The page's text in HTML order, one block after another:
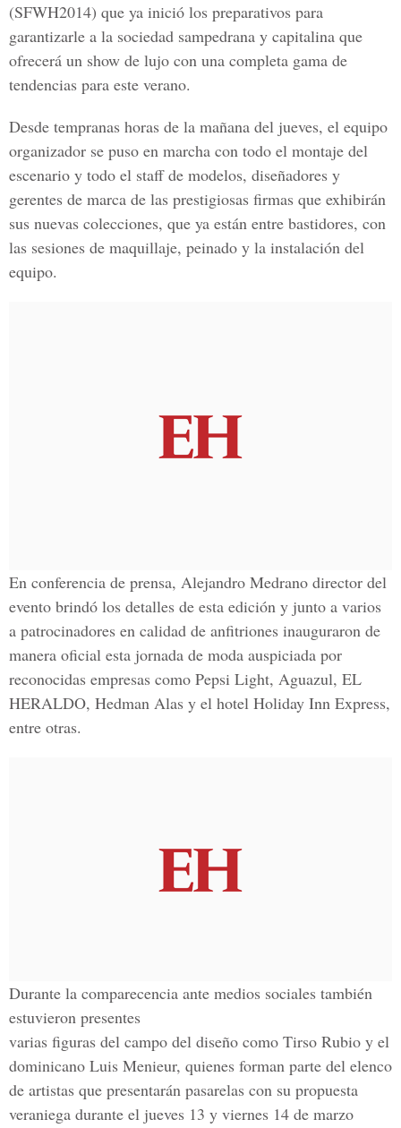
(SFWH2014) que ya inició los preparativos para
garantizarle a la sociedad sampedrana y capitalina que
ofrecerá un show de lujo con una completa gama de
tendencias para este verano.
Desde tempranas horas de la mañana del jueves, el equipo
organizador se puso en marcha con todo el montaje del
escenario y todo el staff de modelos, diseñadores y
gerentes de marca de las prestigiosas firmas que exhibirán
sus nuevas colecciones, que ya están entre bastidores, con
las sesiones de maquillaje, peinado y la instalación del
equipo.
En conferencia de prensa, Alejandro Medrano director del
evento brindó los detalles de esta edición y junto a varios
a patrocinadores en calidad de anfitriones inauguraron de
manera oficial esta jornada de moda auspiciada por
reconocidas empresas como Pepsi Light, Aguazul, EL
HERALDO, Hedman Alas y el hotel Holiday Inn Express,
entre otras.
Durante la comparecencia ante medios sociales también
estuvieron presentes
varias figuras del campo del diseño como Tirso Rubio y el
dominicano Luis Menieur, quienes forman parte del elenco
de artistas que presentarán pasarelas con su propuesta
veraniega durante el jueves 13 y viernes 14 de marzo